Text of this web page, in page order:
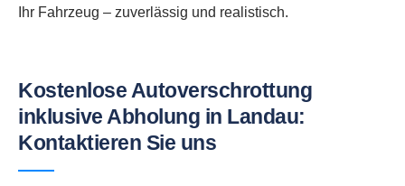
Ihr Fahrzeug – zuverlässig und realistisch.
Kostenlose Autoverschrottung
inklusive Abholung in Landau:
Kontaktieren Sie uns